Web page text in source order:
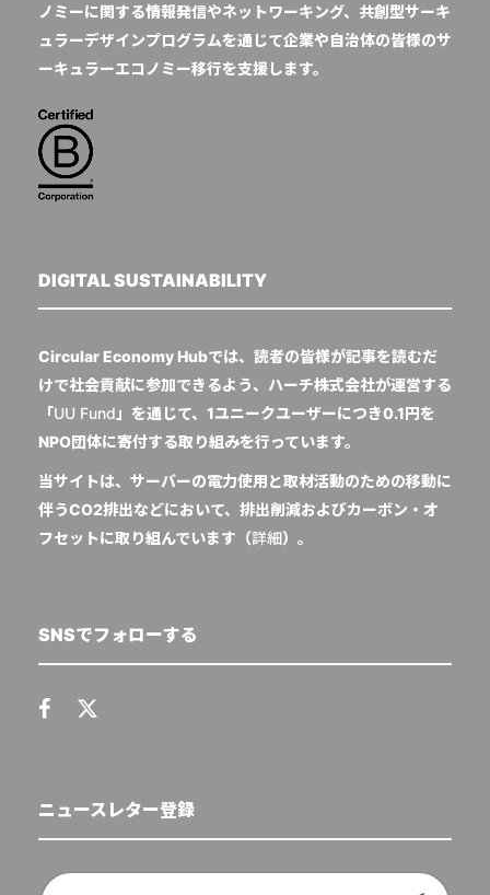
ノミーに関する情報発信やネットワーキング、共創型サーキ
ュラーデザインプログラムを通じて企業や自治体の皆様のサ
ーキュラーエコノミー移行を支援します。
DIGITAL SUSTAINABILITY
Circular Economy Hubでは、読者の皆様が記事を読むだ
けで社会貢献に参加できるよう、ハーチ株式会社が運営する
「UU Fund 」を通じて、1ユニークユーザーにつき0.1円を
NPO団体に寄付する取り組みを行っています。
当サイトは、サーバーの電力使用と取材活動のための移動に
伴うCO2排出などにおいて、排出削減およびカーボン・オ
フセットに取り組んでいます（詳細）。
SNSでフォローする
ニュースレター登録